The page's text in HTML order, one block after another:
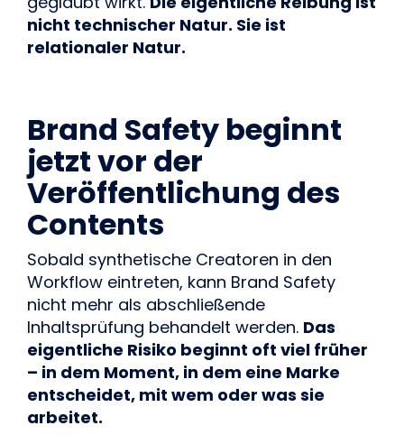
nicht technischer Natur. Sie ist
relationaler Natur.
Brand Safety beginnt
jetzt vor der
Veröffentlichung des
Contents
Sobald synthetische Creatoren in den
Workflow eintreten, kann Brand Safety
nicht mehr als abschließende
Inhaltsprüfung behandelt werden. Das
eigentliche Risiko beginnt oft viel früher
– in dem Moment, in dem eine Marke
entscheidet, mit wem oder was sie
arbeitet.